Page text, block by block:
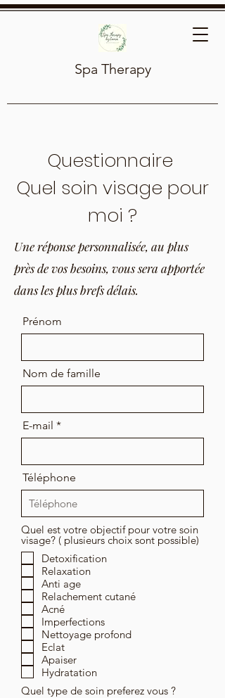
Spa Therapy
Questionnaire
Quel soin visage pour
moi ?
Une réponse personnalisée, au plus
près de vos besoins, vous sera apportée
dans les plus brefs délais.
Prénom
Nom de famille
E-mail
Téléphone
Quel est votre objectif pour votre soin
visage? ( plusieurs choix sont possible)
Detoxification
Relaxation
Anti age
Relachement cutané
Acné
Imperfections
Nettoyage profond
Eclat
Apaiser
Hydratation
Quel type de soin preferez vous ?